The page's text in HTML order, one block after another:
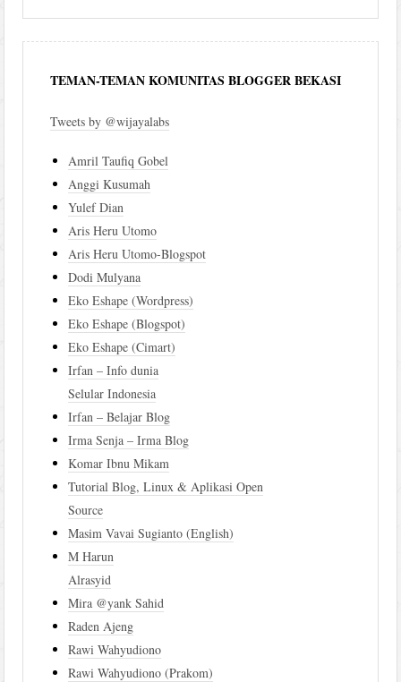
TEMAN-TEMAN KOMUNITAS BLOGGER BEKASI
Tweets by @wijayalabs
Amril Taufiq Gobel
Anggi Kusumah
Yulef Dian
Aris Heru Utomo
Aris Heru Utomo-Blogspot
Dodi Mulyana
Eko Eshape (Wordpress)
Eko Eshape (Blogspot)
Eko Eshape (Cimart)
Irfan – Info dunia
Selular Indonesia
Irfan – Belajar Blog
Irma Senja – Irma Blog
Komar Ibnu Mikam
Tutorial Blog, Linux & Aplikasi Open
Source
Masim Vavai Sugianto (English)
M Harun
Alrasyid
Mira @yank Sahid
Raden Ajeng
Rawi Wahyudiono
Rawi Wahyudiono (Prakom)